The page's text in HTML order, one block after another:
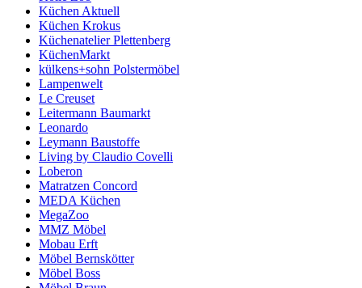
Küchen Aktuell
Küchen Krokus
Küchenatelier Plettenberg
KüchenMarkt
külkens+sohn Polstermöbel
Lampenwelt
Le Creuset
Leitermann Baumarkt
Leonardo
Leymann Baustoffe
Living by Claudio Covelli
Loberon
Matratzen Concord
MEDA Küchen
MegaZoo
MMZ Möbel
Mobau Erft
Möbel Bernskötter
Möbel Boss